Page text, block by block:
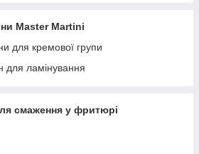
Master Martini
для кремової групи
для ламінування
смаження у фритюрі